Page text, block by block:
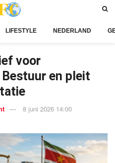
LIFESTYLE NEDERLAND
voor
en pleit
8 juni 2026 14:00